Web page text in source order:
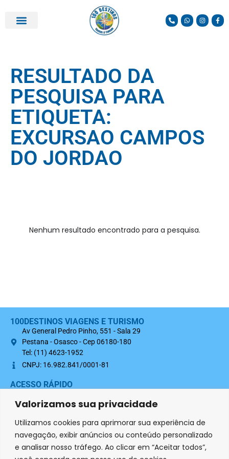
Valorizamos sua privacidade
Utilizamos cookies para aprimorar sua experiência de
navegação, exibir anúncios ou conteúdo personalizado
e analisar nosso tráfego. Ao clicar em “Aceitar todos”,
RESULTADO DA
PESQUISA PARA
ETIQUETA:
EXCURSAO CAMPOS
DO JORDAO
Nenhum resultado encontrado para a pesquisa.
100DESTINOS VIAGENS E TURISMO
Av General Pedro Pinho, 551 - Sala 29
Pestana - Osasco - Cep 06180-180
Tel: (11) 4623-1952
CNPJ: 16.982.841/0001-81
ACESSO RÁPIDO
SIGA-NOS NAS REDES SOCIAIS